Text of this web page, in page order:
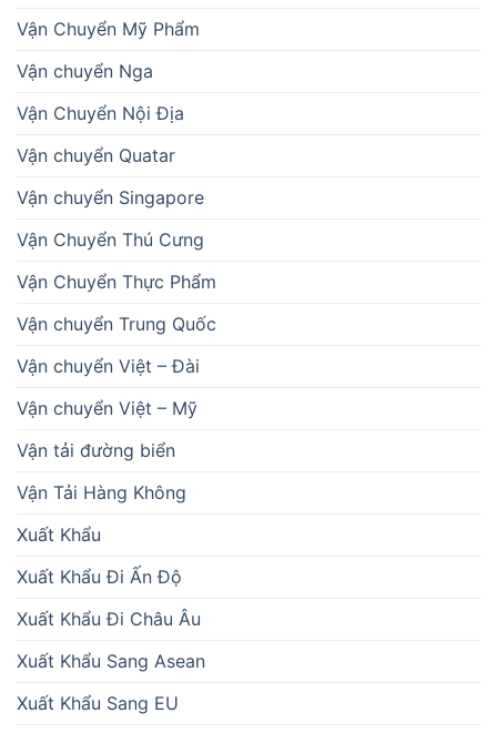
Vận Chuyển Mỹ Phẩm
Vận chuyển Nga
Vận Chuyển Nội Địa
Vận chuyển Quatar
Vận chuyển Singapore
Vận Chuyển Thú Cưng
Vận Chuyển Thực Phẩm
Vận chuyển Trung Quốc
Vận chuyển Việt – Đài
Vận chuyển Việt – Mỹ
Vận tải đường biển
Vận Tải Hàng Không
Xuất Khẩu
Xuất Khẩu Đi Ấn Độ
Xuất Khẩu Đi Châu Âu
Xuất Khẩu Sang Asean
Xuất Khẩu Sang EU